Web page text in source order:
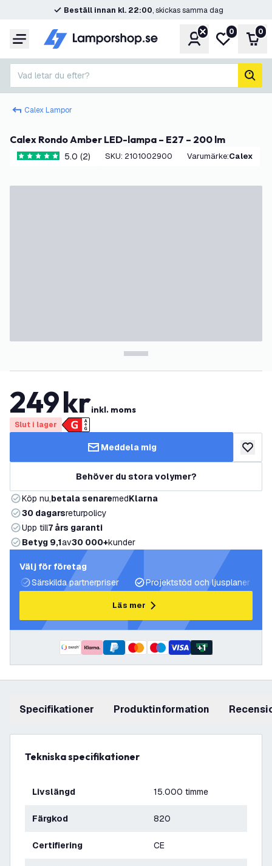
Beställ innan kl. 22:00, skickas samma dag
Meny KontoMin0 0
Vad letar du efter?
sök
Calex Lampor
Calex Rondo Amber LED-lampa – E27 – 200 lm
5 stjärnbetyg5.0 (2) SKU: 2101002900 Varumärke: Calex
249krinkl. moms
Slut i lager
Meddela mig lägg
Behöver du stora volymer?
Köp nu,betala senaremedKlarna
30 dagarsreturpolicy
Upp till7 års garanti
Betyg 9,1av30 000+kunder
Välj för företag
Särskilda partnerpriser
Projektstöd och ljusplaner
Läs mer
+1
Specifikationer produktinformation
Tekniska specifikationer
Livslängd 15.000 timme
Färgkod 820
Certifiering CE